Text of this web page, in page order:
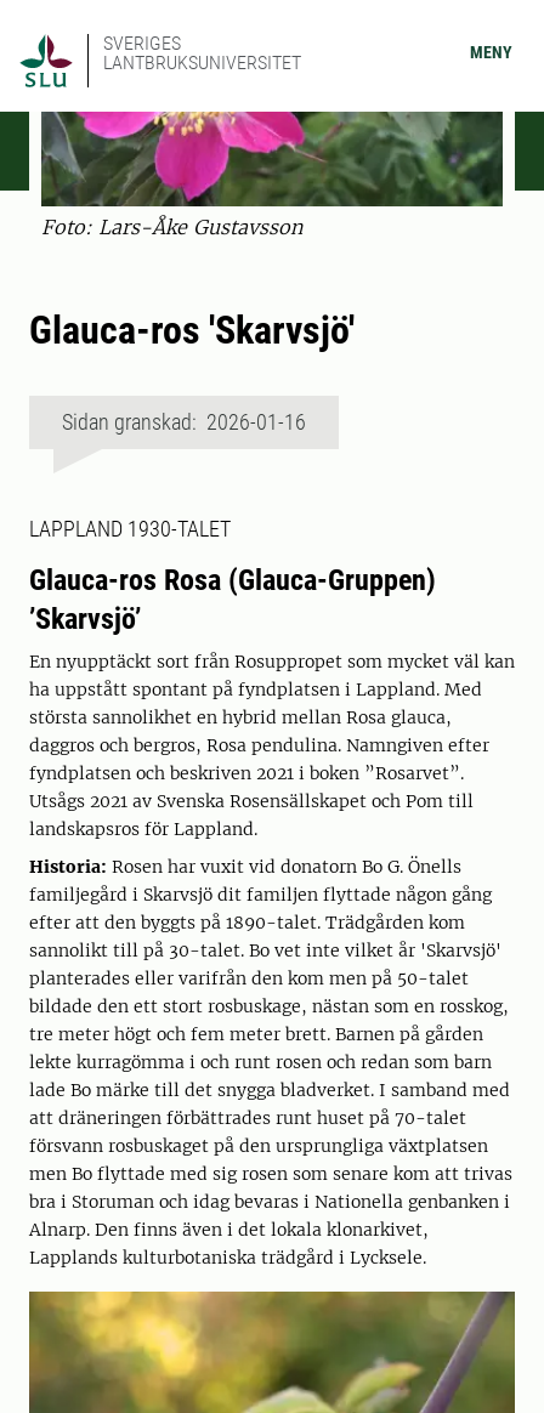
SVERIGES
LANTBRUKSUNIVERSITET
MENY
Foto: Lars-Åke Gustavsson
Glauca-ros 'Skarvsjö'
Sidan granskad: 2026-01-16
LAPPLAND 1930-TALET
Glauca-ros Rosa (Glauca-Gruppen)
’Skarvsjö’
En nyupptäckt sort från Rosuppropet som mycket väl kan
ha uppstått spontant på fyndplatsen i Lappland. Med
största sannolikhet en hybrid mellan Rosa glauca,
daggros och bergros, Rosa pendulina. Namngiven efter
fyndplatsen och beskriven 2021 i boken ”Rosarvet”.
Utsågs 2021 av Svenska Rosensällskapet och Pom till
landskapsros för Lappland.
Historia: Rosen har vuxit vid donatorn Bo G. Önells
familjegård i Skarvsjö dit familjen flyttade någon gång
efter att den byggts på 1890-talet. Trädgården kom
sannolikt till på 30-talet. Bo vet inte vilket år 'Skarvsjö'
planterades eller varifrån den kom men på 50-talet
bildade den ett stort rosbuskage, nästan som en rosskog,
tre meter högt och fem meter brett. Barnen på gården
lekte kurragömma i och runt rosen och redan som barn
lade Bo märke till det snygga bladverket. I samband med
att dräneringen förbättrades runt huset på 70-talet
försvann rosbuskaget på den ursprungliga växtplatsen
men Bo flyttade med sig rosen som senare kom att trivas
bra i Storuman och idag bevaras i Nationella genbanken i
Alnarp. Den finns även i det lokala klonarkivet,
Lapplands kulturbotaniska trädgård i Lycksele.